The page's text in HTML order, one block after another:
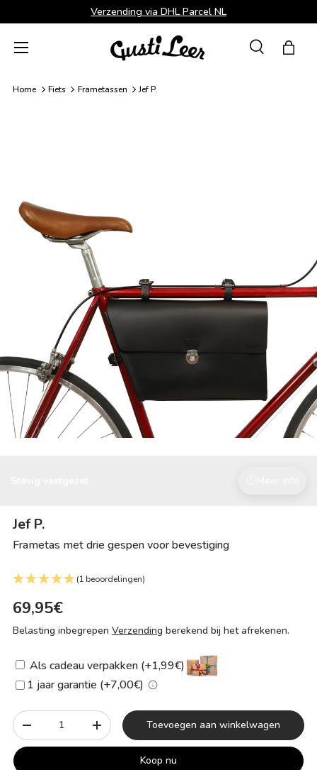
Ga naar inhoud
Verzending via DHL Parcel NL
ZoekenTas
Menu
Home Fiets Frametassen Jef P.
Jef P.
Frametas met drie gespen voor bevestiging
(1 beoordelingen)
69,95€
Belasting inbegrepen Verzending berekend bij het afrekenen.
Als cadeau verpakken (+1,99€)
1 jaar garantie (+7,00€)
Aantal
-
+ Toevoegen aan winkelwagen
Koop nu